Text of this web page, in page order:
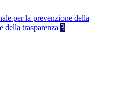
per la prevenzione della
della trasparenza 3